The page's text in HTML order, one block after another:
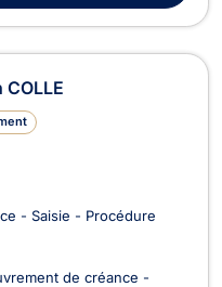
- Saisie - Procédure
de créance -